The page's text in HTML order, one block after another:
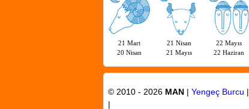
21 Mart
20 Nisan
21 Nisan
21 Mayıs
22 Mayıs
22 Haziran
© 2010 - 2026 MAN | Yengeç Burcu |
|